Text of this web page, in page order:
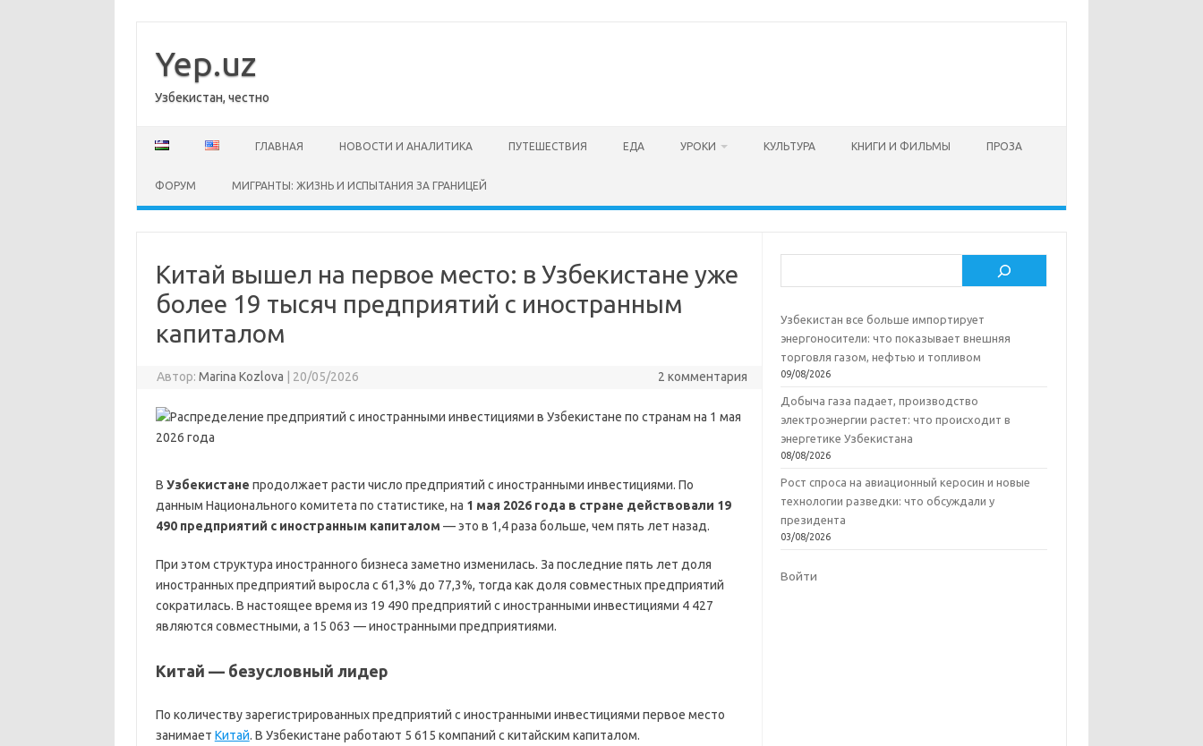
содержимому
Yep.uz
Узбекистан, честно
ГЛАВНАЯ НОВОСТИ И АНАЛИТИКА ПУТЕШЕСТВИЯ ЕДА УРОКИ КУЛЬТУРА КНИГИ И ФИЛЬМЫ ПРОЗА
ФОРУМ МИГРАНТЫ: ЖИЗНЬ И ИСПЫТАНИЯ ЗА ГРАНИЦЕЙ
Китай вышел на первое место: в Узбекистане уже
более 19 тысяч предприятий с иностранным
капиталом
Автор: Marina Kozlova 20/05/2026 2 комментария
В Узбекистане продолжает расти число предприятий с иностранными инвестициями. По
данным Национального комитета по статистике, на 1 мая 2026 года в стране действовали 19
490 предприятий с иностранным капиталом — это в 1,4 раза больше, чем пять лет назад.
При этом структура иностранного бизнеса заметно изменилась. За последние пять лет доля
иностранных предприятий выросла с 61,3% до 77,3%, тогда как доля совместных предприятий
сократилась. В настоящее время из 19 490 предприятий с иностранными инвестициями 4 427
являются совместными, а 15 063 — иностранными предприятиями.
Китай — безусловный лидер
По количеству зарегистрированных предприятий с иностранными инвестициями первое место
занимает Китай. В Узбекистане работают 5 615 компаний с китайским капиталом.
Узбекистан все больше импортирует
энергоносители: что показывает внешняя
торговля газом, нефтью и топливом
09/08/2026
Добыча газа падает, производство
электроэнергии растет: что происходит в
энергетике Узбекистана
08/08/2026
Рост спроса на авиационный керосин и новые
технологии разведки: что обсуждали у
президента
03/08/2026
Войти